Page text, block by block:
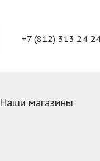
+7 (812) 313 24
Наши магазины